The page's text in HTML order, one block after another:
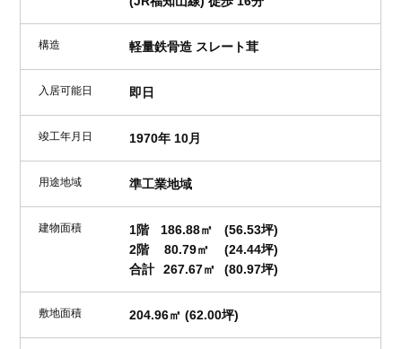
構造 軽量鉄骨造 スレート茸
入居可能日 即日
竣工年月日 1970年 10月
用途地域 準工業地域
建物面積 1階 186.88㎡
(56.53坪)
2階
80.79㎡
(24.44坪)
合計
267.67㎡ (80.97坪)
敷地面積 204.96㎡ (62.00坪)